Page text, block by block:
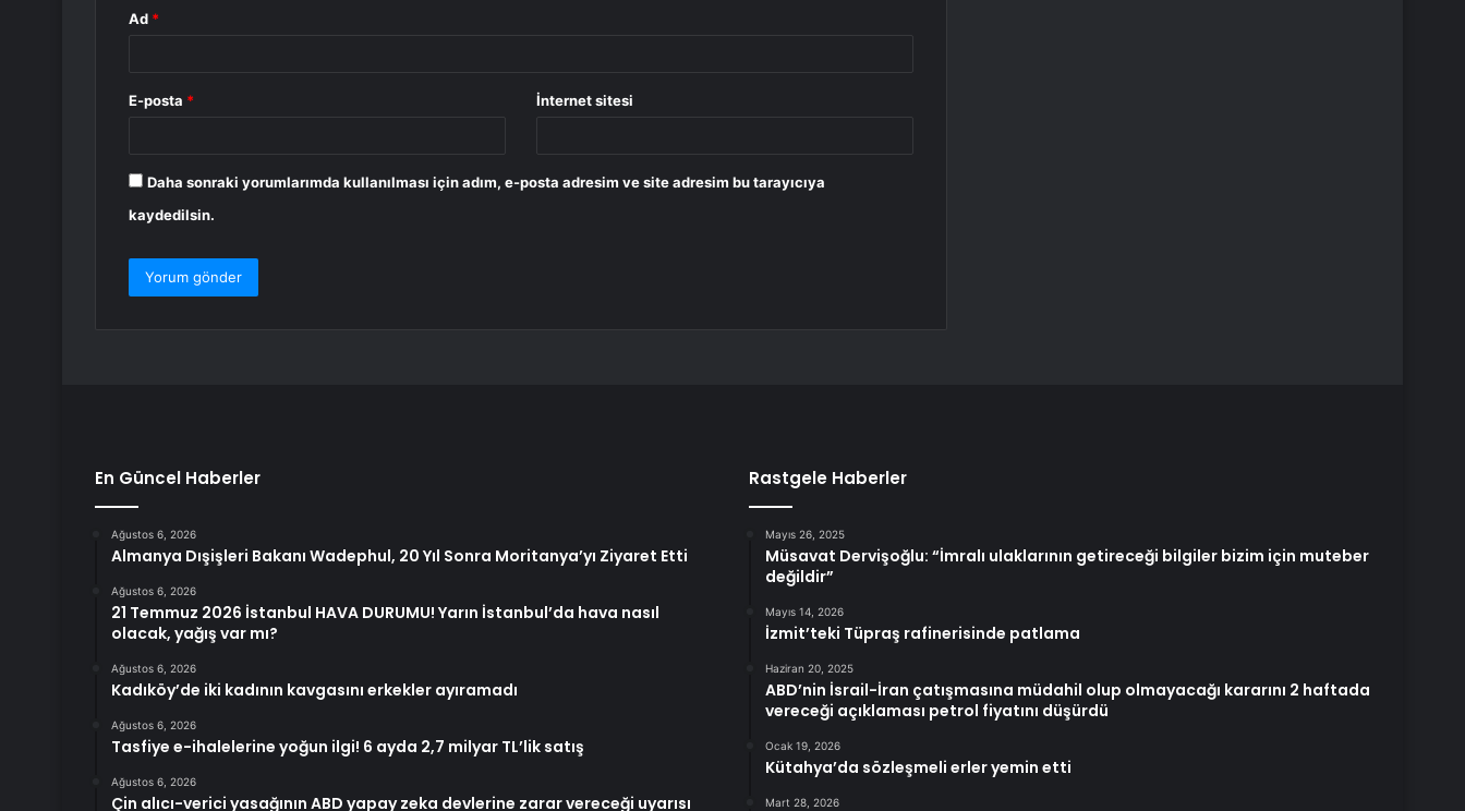
Ad *
E-posta * İnternet sitesi
Daha sonraki yorumlarımda kullanılması için adım, e-posta adresim ve site adresim bu tarayıcıya
kaydedilsin.
En Güncel Haberler
Ağustos 6, 2026
Almanya Dışişleri Bakanı Wadephul, 20 Yıl Sonra Moritanya’yı Ziyaret Etti
Ağustos 6, 2026
21 Temmuz 2026 İstanbul HAVA DURUMU! Yarın İstanbul’da hava nasıl
olacak, yağış var mı?
Ağustos 6, 2026
Kadıköy’de iki kadının kavgasını erkekler ayıramadı
Ağustos 6, 2026
Tasfiye e-ihalelerine yoğun ilgi! 6 ayda 2,7 milyar TL’lik satış
Ağustos 6, 2026
Çin alıcı-verici yasağının ABD yapay zeka devlerine zarar vereceği uyarısı
Rastgele Haberler
Mayıs 26, 2025
Müsavat Dervişoğlu: “İmralı ulaklarının getireceği bilgiler bizim için muteber
değildir”
Mayıs 14, 2026
İzmit’teki Tüpraş rafinerisinde patlama
Haziran 20, 2025
ABD’nin İsrail-İran çatışmasına müdahil olup olmayacağı kararını 2 haftada
vereceği açıklaması petrol fiyatını düşürdü
Ocak 19, 2026
Kütahya’da sözleşmeli erler yemin etti
Mart 28, 2026